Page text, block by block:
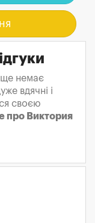
немає
вдячні і
своєю
про Виктория